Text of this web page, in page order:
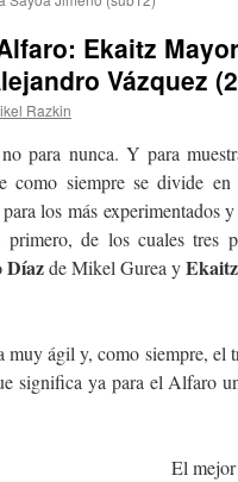
Ekaitz
Vázquez
Razkin
para nunca. Y para
como siempre se divide
los más experimentados
de los cuales tres
Díazde Mikel Gurea y
muy ágil y, como siempre, el
significa ya para el Alfaro
El